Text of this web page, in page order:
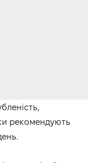
рекомендують